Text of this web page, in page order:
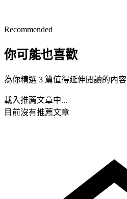
Recommended
你可能也喜歡
為你精選 3 篇值得延伸閱讀的內容
載入推薦文章中...
目前沒有推薦文章